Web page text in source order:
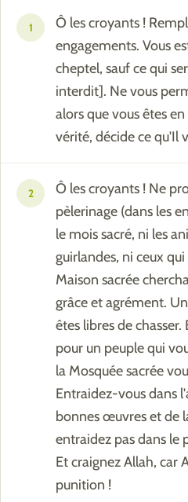
1
Ô les croyants !
engagements. Vous
cheptel, sauf ce qui
interdit]. Ne vous
alors que vous êtes
vérité, décide ce qu'Il
2
Ô les croyants ! Ne
pèlerinage (dans les
le mois sacré, ni les
guirlandes, ni ceux
Maison sacrée
grâce et agrément.
êtes libres de chasser.
pour un peuple qui
la Mosquée sacrée
Entraidez-vous dans
bonnes œuvres et de
entraidez pas dans le
Et craignez Allah, car
punition !